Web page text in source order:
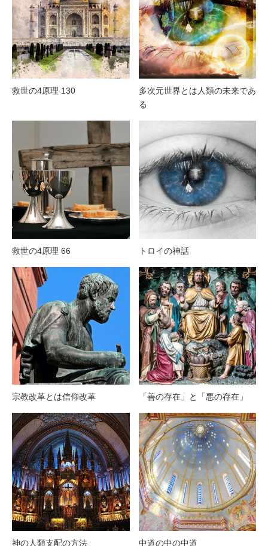
救世の4原理 130
多次元世界とは人類の未来であ
る
救世の4原理 66 トロイの神話
宗教改革とは信仰改革 「善の存在」と「悪の存在」
神の人類支配の方法 中道の中の中道